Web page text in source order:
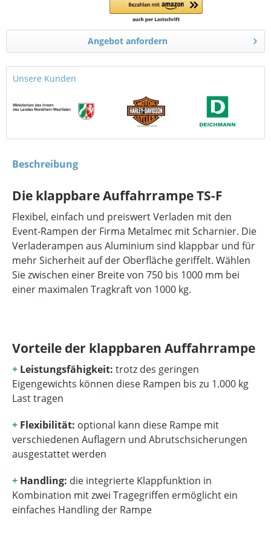
Angebot anfordern
Unsere Kunden
Beschreibung
Die klappbare Auffahrrampe TS-F
Flexibel, einfach und preiswert Verladen mit den
Event-Rampen der Firma Metalmec mit Scharnier. Die
Verladerampen aus Aluminium sind klappbar und für
mehr Sicherheit auf der Oberfläche geriffelt. Wählen
Sie zwischen einer Breite von 750 bis 1000 mm bei
einer maximalen Tragkraft von 1000 kg.
Vorteile der klappbaren Auffahrrampe
+ Leistungsfähigkeit: trotz des geringen
Eigengewichts können diese Rampen bis zu 1.000 kg
Last tragen
+ Flexibilität: optional kann diese Rampe mit
verschiedenen Auflagern und Abrutschsicherungen
ausgestattet werden
+ Handling: die integrierte Klappfunktion in
Kombination mit zwei Tragegriffen ermöglicht ein
einfaches Handling der Rampe